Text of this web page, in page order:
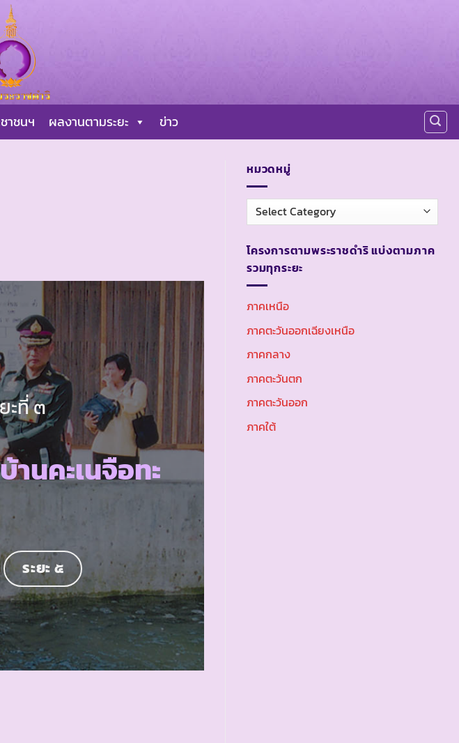
าชนฯ ผลงานตามระยะ ข่าว
ะที่ ๓
นคะเนจือทะ
ระยะ ๕
หมวดหมู่
หมวด
หมู่
โครงการตามพระราชดำริ แบ่งตามภาค
รวมทุกระยะ
ภาคเหนือ
ภาคตะวันออกเฉียงเหนือ
ภาคกลาง
ภาคตะวันตก
ภาคตะวันออก
ภาคใต้